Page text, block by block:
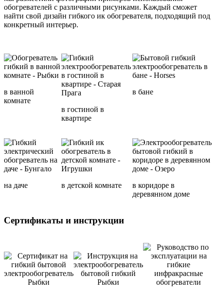
обогревателей с различными рисунками. Каждый сможет
найти свой дизайн гибкого ик обогревателя, подходящий под
конкретный интерьер.
в ванной
комнате
в гостиной в
квартире
в бане
на даче в детской комнате
в коридоре в
деревянном доме
Сертификаты и инструкции